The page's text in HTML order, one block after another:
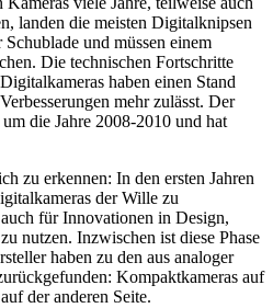
landen die meisten Digitalknipsen
und müssen einem
Die technischen Fortschritte
haben einen Stand
mehr zulässt. Der
die Jahre 2008-2010 und hat
zu erkennen: In den ersten Jahren
der Wille zu
für Innovationen in Design,
nutzen. Inzwischen ist diese Phase
haben zu den aus analoger
Kompaktkameras auf
der anderen Seite.